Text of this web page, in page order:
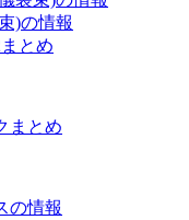
)の情報
とめ
まとめ
の情報